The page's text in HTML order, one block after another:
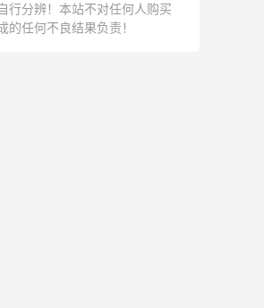
行分辨！本站不对任何人购买
的任何不良结果负责！